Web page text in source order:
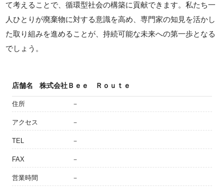
て考えることで、循環型社会の構築に貢献できます。私たち一
人ひとりが廃棄物に対する意識を高め、専門家の知見を活かし
た取り組みを進めることが、持続可能な未来への第一歩となる
でしょう。
店舗名 株式会社Ｂｅｅ Ｒｏｕｔｅ
住所 －
アクセス －
TEL －
FAX －
営業時間 －